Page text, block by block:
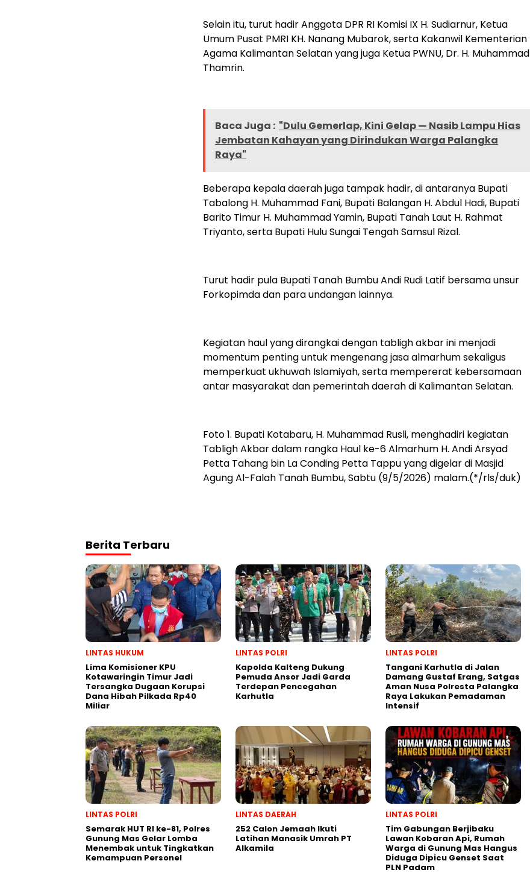
Selain itu, turut hadir Anggota DPR RI Komisi IX H. Sudiarnur, Ketua
Umum Pusat PMRI KH. Nanang Mubarok, serta Kakanwil Kementerian
Agama Kalimantan Selatan yang juga Ketua PWNU, Dr. H. Muhammad
Thamrin.
Baca Juga : "Dulu Gemerlap, Kini Gelap — Nasib Lampu Hias
Jembatan Kahayan yang Dirindukan Warga Palangka
Raya"
Beberapa kepala daerah juga tampak hadir, di antaranya Bupati
Tabalong H. Muhammad Fani, Bupati Balangan H. Abdul Hadi, Bupati
Barito Timur H. Muhammad Yamin, Bupati Tanah Laut H. Rahmat
Triyanto, serta Bupati Hulu Sungai Tengah Samsul Rizal.
Turut hadir pula Bupati Tanah Bumbu Andi Rudi Latif bersama unsur
Forkopimda dan para undangan lainnya.
Kegiatan haul yang dirangkai dengan tabligh akbar ini menjadi
momentum penting untuk mengenang jasa almarhum sekaligus
memperkuat ukhuwah Islamiyah, serta mempererat kebersamaan
antar masyarakat dan pemerintah daerah di Kalimantan Selatan.
Foto 1. Bupati Kotabaru, H. Muhammad Rusli, menghadiri kegiatan
Tabligh Akbar dalam rangka Haul ke-6 Almarhum H. Andi Arsyad
Petta Tahang bin La Conding Petta Tappu yang digelar di Masjid
Agung Al-Falah Tanah Bumbu, Sabtu (9/5/2026) malam.(*/rls/duk)
Berita Terbaru
LINTAS HUKUM
Lima Komisioner KPU
Kotawaringin Timur Jadi
Tersangka Dugaan Korupsi
Dana Hibah Pilkada Rp40
Miliar
LINTAS POLRI
Kapolda Kalteng Dukung
Pemuda Ansor Jadi Garda
Terdepan Pencegahan
Karhutla
LINTAS POLRI
Tangani Karhutla di Jalan
Damang Gustaf Erang, Satgas
Aman Nusa Polresta Palangka
Raya Lakukan Pemadaman
Intensif
LINTAS POLRI
Semarak HUT RI ke-81, Polres
Gunung Mas Gelar Lomba
Menembak untuk Tingkatkan
Kemampuan Personel
LINTAS DAERAH
252 Calon Jemaah Ikuti
Latihan Manasik Umrah PT
Alkamila
LINTAS POLRI
Tim Gabungan Berjibaku
Lawan Kobaran Api, Rumah
Warga di Gunung Mas Hangus
Diduga Dipicu Genset Saat
PLN Padam